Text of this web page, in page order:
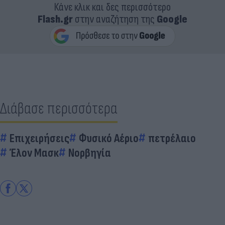
Κάνε κλικ και δες περισσότερο
Flash.grστην αναζήτηση της Google
Διάβασε περισσότερα
Επιχειρήσεις Φυσικό Αέριο
πετρέλαιο
Έλον Μασκ
Νορβηγία